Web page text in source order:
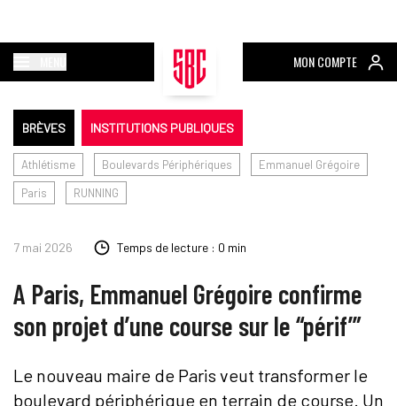
MON COMPTE
BRÈVES INSTITUTIONS PUBLIQUES
Athlétisme Boulevards Périphériques
Emmanuel Grégoire
Paris
RUNNING
7 mai 2026 Temps de lecture : 0 min
A Paris, Emmanuel Grégoire confirme
son projet d’une course sur le “périf’”
Le nouveau maire de Paris veut transformer le
boulevard périphérique en terrain de course. Un